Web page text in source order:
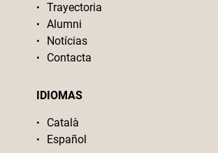
Trayectoria
Alumni
Notícias
Contacta
IDIOMAS
Català
Español